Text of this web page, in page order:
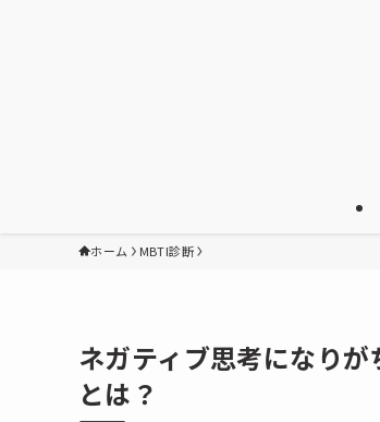
ホーム MBTI診断
ネガティブ思考になり
とは？